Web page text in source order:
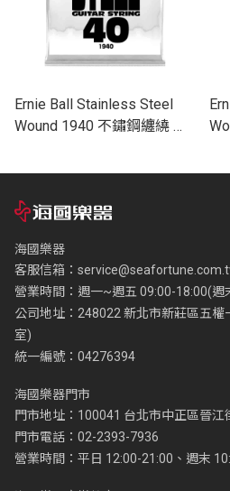
Ernie Ball Stainless Steel
Wound 1940 不鏽鋼纏繞 電
海國樂器
客服信箱：
營業時間：週一~週五 09:00-18:00(週
公司地址：248022 新北市新莊區五
室)
統一編號：04276394
海國樂器門市
門市地址：100041 台北市中正區晉江
門市電話：02-2393-7936
營業時間：平日 12:00-21:00、週末